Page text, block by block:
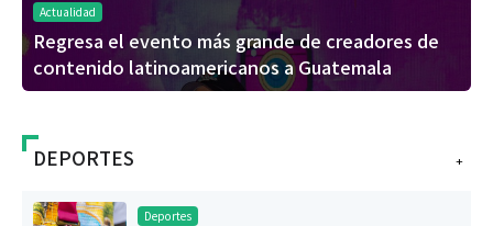
Actualidad
Regresa el evento más grande de creadores de
contenido latinoamericanos a Guatemala
+
DEPORTES
Deportes